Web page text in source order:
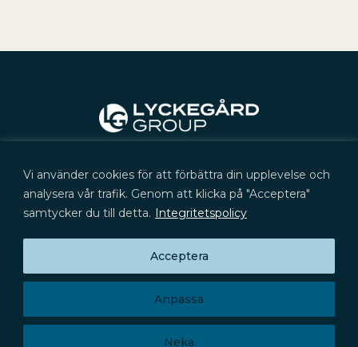
Vi använder cookies för att förbättra din upplevelse och
analysera vår trafik. Genom att klicka på "Acceptera"
samtycker du till detta. Integritetspolicy
Anpassa
Neka
Acceptera
Prenumerera på press­meddelanden,
rapporter och aktieinformation
+46 (0) 702 566 705
kontakt@lyckegard.com
Signalistgatan 9
Privacy Policy